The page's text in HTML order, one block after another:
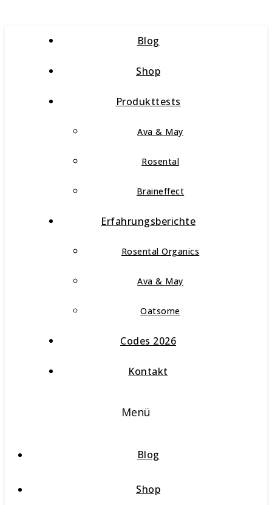
Blog
Shop
Produkttests
Ava & May
Rosental
Braineffect
Erfahrungsberichte
Rosental Organics
Ava & May
Oatsome
Codes 2026
Kontakt
Menü
Blog
Shop